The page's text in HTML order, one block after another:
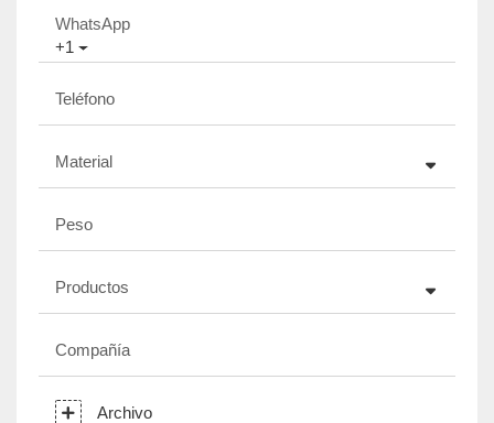
+1
WhatsApp
Teléfono
Material
Peso
Productos
Compañía
Archivo